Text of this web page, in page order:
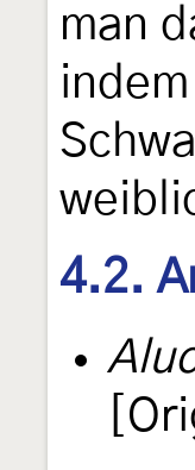
man
4.2.